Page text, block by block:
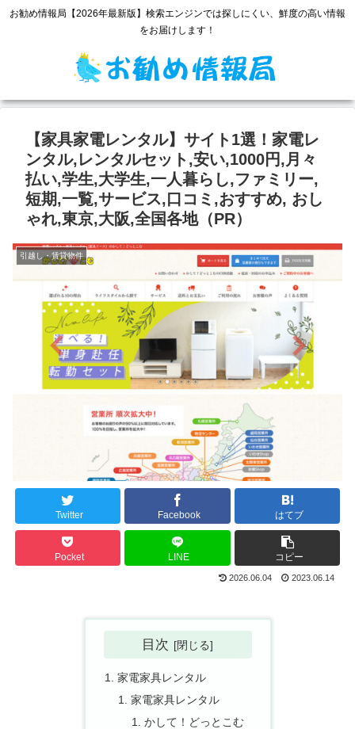
お勧め情報局【2026年最新版】検索エンジンでは探しにくい、鮮度の高い情報
をお届けします！
【家具家電レンタル】サイト1選！家電レ
ンタル,レンタルセット,安い,1000円,月々
払い,学生,大学生,一人暮らし,ファミリー,
短期,一覧,サービス,口コミ,おすすめ, おし
ゃれ,東京,大阪,全国各地（PR）
引越し・賃貸物件
Twitter Facebook はてブ
Pocket LINE コピー
2026.06.04 2023.06.14
目次
家電家具レンタル
家電家具レンタル
かして！どっとこむ